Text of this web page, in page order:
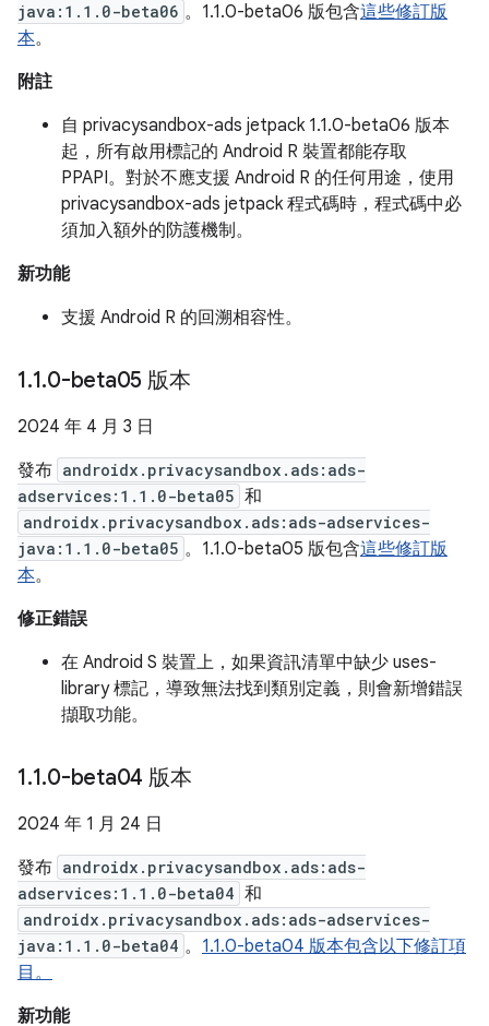
java:1.1.0-beta06 。1.1.0-beta06 版包含這些修訂版
本。
附註
自 privacysandbox-ads jetpack 1.1.0-beta06 版本
起，所有啟用標記的 Android R 裝置都能存取
PPAPI。對於不應支援 Android R 的任何用途，使用
privacysandbox-ads jetpack 程式碼時，程式碼中必
須加入額外的防護機制。
新功能
支援 Android R 的回溯相容性。
1.1.0-beta05 版本
2024 年 4 月 3 日
發布 androidx.privacysandbox.ads:ads-
adservices:1.1.0-beta05 和
androidx.privacysandbox.ads:ads-adservices-
java:1.1.0-beta05 。1.1.0-beta05 版包含這些修訂版
本。
修正錯誤
在 Android S 裝置上，如果資訊清單中缺少 uses-
library 標記，導致無法找到類別定義，則會新增錯誤
擷取功能。
1.1.0-beta04 版本
2024 年 1 月 24 日
發布 androidx.privacysandbox.ads:ads-
adservices:1.1.0-beta04 和
androidx.privacysandbox.ads:ads-adservices-
java:1.1.0-beta04 。 1.1.0-beta04 版本包含以下修訂項
目。
新功能